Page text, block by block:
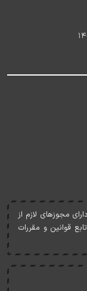
مجوزهای لازم از
قوانين و مقررات